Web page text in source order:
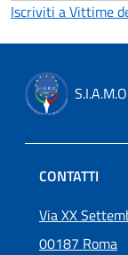
Iscriviti a Vittime
CONTATTI
Via XX
00187 Roma